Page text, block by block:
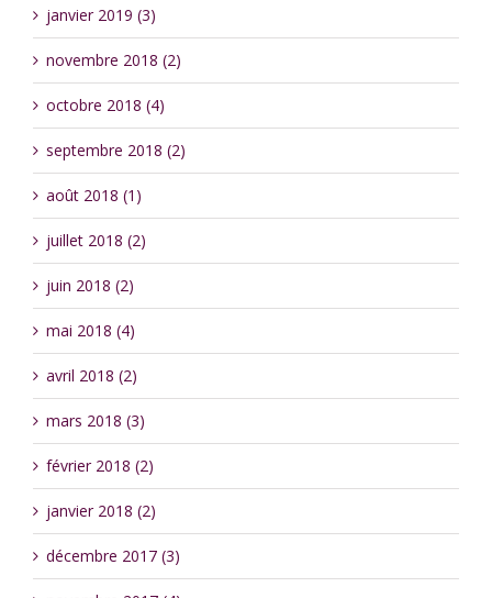
janvier 2019 (3)
novembre 2018 (2)
octobre 2018 (4)
septembre 2018 (2)
août 2018 (1)
juillet 2018 (2)
juin 2018 (2)
mai 2018 (4)
avril 2018 (2)
mars 2018 (3)
février 2018 (2)
janvier 2018 (2)
décembre 2017 (3)